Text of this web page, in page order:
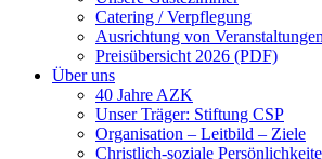
Catering / Verpflegung
Ausrichtung von
Preisübersicht 2026 (PDF)
Über uns
40 Jahre AZK
Unser Träger: Stiftung CSP
Organisation – Leitbild – Ziele
Christlich-soziale